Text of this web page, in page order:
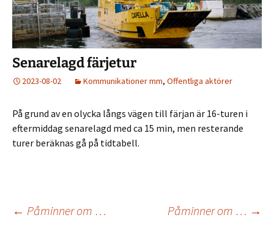
Senarelagd färjetur
2023-08-02 Kommunikationer mm, Offentliga aktörer
På grund av en olycka långs vägen till färjan är 16-turen i
eftermiddag senarelagd med ca 15 min, men resterande
turer beräknas gå på tidtabell.
Inläggsnavigering
← Påminner om … Påminner om … →